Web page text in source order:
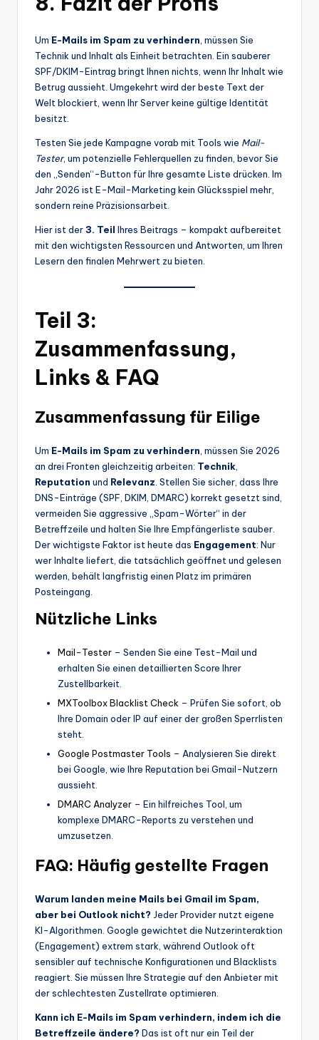
Um E-Mails im Spam zu verhindern , müssen Sie
Technik und Inhalt als Einheit betrachten. Ein sauberer
SPF/DKIM-Eintrag bringt Ihnen nichts, wenn Ihr Inhalt wie
Betrug aussieht. Umgekehrt wird der beste Text der
Welt blockiert, wenn Ihr Server keine gültige Identität
besitzt.
Testen Sie jede Kampagne vorab mit Tools wie Mail-
Tester, um potenzielle Fehlerquellen zu finden, bevor Sie
den „Senden“-Button für Ihre gesamte Liste drücken. Im
Jahr 2026 ist E-Mail-Marketing kein Glücksspiel mehr,
sondern reine Präzisionsarbeit.
Hier ist der3. Teil Ihres Beitrags – kompakt aufbereitet
mit den wichtigsten Ressourcen und Antworten, um Ihren
Lesern den finalen Mehrwert zu bieten.
Teil 3:
Zusammenfassung,
Links & FAQ
Zusammenfassung für Eilige
Um E-Mails im Spam zu verhindern , müssen Sie 2026
an drei Fronten gleichzeitig arbeiten: Technik
Reputation und Relevanz . Stellen Sie sicher, dass Ihre
DNS-Einträge (SPF, DKIM, DMARC) korrekt gesetzt sind,
vermeiden Sie aggressive „Spam-Wörter“ in der
Betreffzeile und halten Sie Ihre Empfängerliste sauber.
Der wichtigste Faktor ist heute das Engagement: Nur
wer Inhalte liefert, die tatsächlich geöffnet und gelesen
werden, behält langfristig einen Platz im primären
Posteingang.
Nützliche Links
Mail-Tester – Senden Sie eine Test-Mail und
erhalten Sie einen detaillierten Score Ihrer
Zustellbarkeit.
MXToolbox Blacklist Check – Prüfen Sie sofort, ob
Ihre Domain oder IP auf einer der großen Sperrlisten
steht.
Google Postmaster Tools – Analysieren Sie direkt
bei Google, wie Ihre Reputation bei Gmail-Nutzern
aussieht.
DMARC Analyzer – Ein hilfreiches Tool, um
komplexe DMARC-Reports zu verstehen und
umzusetzen.
FAQ: Häufig gestellte Fragen
Warum landen meine Mails bei Gmail im Spam,
aber bei Outlook nicht? Jeder Provider nutzt eigene
KI-Algorithmen. Google gewichtet die Nutzerinteraktion
(Engagement) extrem stark, während Outlook oft
sensibler auf technische Konfigurationen und Blacklists
reagiert. Sie müssen Ihre Strategie auf den Anbieter mit
der schlechtesten Zustellrate optimieren.
Kann ich E-Mails im Spam verhindern, indem ich die
Betreffzeile ändere? Das ist oft nur ein Teil der